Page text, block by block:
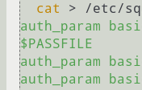
cat > /etc/
auth_param
$PASSFILE
auth_param
auth_param